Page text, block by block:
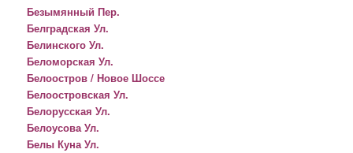
Безымянный Пер.
Белградская Ул.
Белинского Ул.
Беломорская Ул.
Белоостров / Новое Шоссе
Белоостровская Ул.
Белорусская Ул.
Белоусова Ул.
Белы Куна Ул.